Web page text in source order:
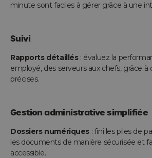
minute sont faciles à gérer grâce à une
Suivi
Rapports détaillés: évaluez la
employé, des serveurs aux chefs, grâce à
précises.
Gestion administrative simplifiée
Dossiers numériques : fini les piles de
les documents de manière sécurisée et
accessible.